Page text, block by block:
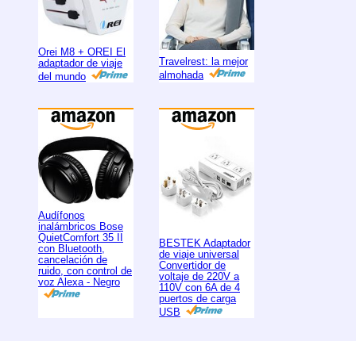
Orei M8 + OREI El
adaptador de viaje
del mundo
Travelrest: la mejor
almohada
Audífonos
inalámbricos Bose
QuietComfort 35 II
con Bluetooth,
cancelación de
ruido, con control de
voz Alexa - Negro
BESTEK Adaptador
de viaje universal
Convertidor de
voltaje de 220V a
110V con 6A de 4
puertos de carga
USB